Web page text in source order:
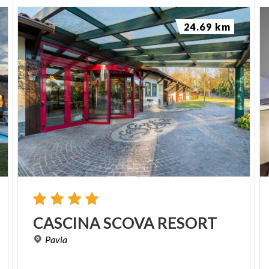
CASCINASCOVA RESORT
Pavia
24.69 km